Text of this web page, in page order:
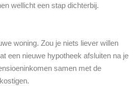
wellicht een stap dichterbij.
woning. Zou je niets liever willen
een nieuwe hypotheek afsluiten na je
samen met de